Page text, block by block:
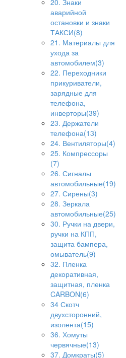
20. Знаки
аварийной
остановки и знаки
ТАКСИ(8)
21. Материалы для
ухода за
автомобилем(3)
22. Переходники
прикуриватели,
зарядные для
телефона,
инверторы(39)
23. Держатели
телефона(13)
24. Вентиляторы(4)
25. Компрессоры
(7)
26. Сигналы
автомобильные(19)
27. Сирены(3)
28. Зеркала
автомобильные(25)
30. Ручки на двери,
ручки на КПП,
защита бампера,
омыватель(9)
32. Пленка
декоративная,
защитная, пленка
CARBON(6)
34 Скотч
двухсторонний,
изолента(15)
36. Хомуты
червячные(13)
37. Домкраты(5)